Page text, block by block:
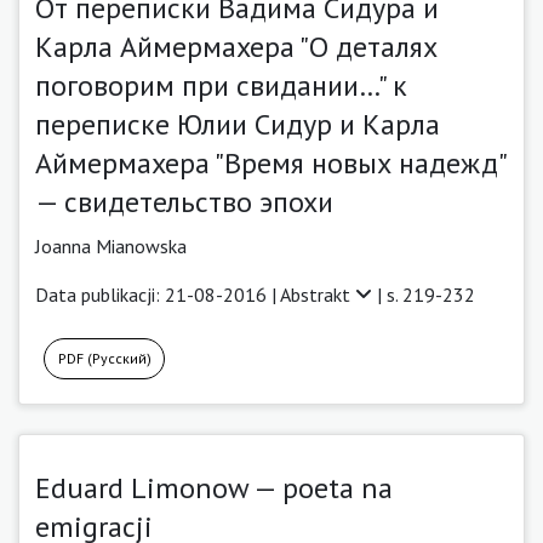
От переписки Вадима Сидура и
Карла Аймермахера "О деталях
поговорим при свидании…" к
переписке Юлии Сидур и Карла
Аймермахера "Время новых надежд"
— свидетельство эпохи
Joanna Mianowska
Data publikacji: 21-08-2016 | Abstrakt | s. 219-232
PDF (Русский)
Eduard Limonow — poeta na
emigracji